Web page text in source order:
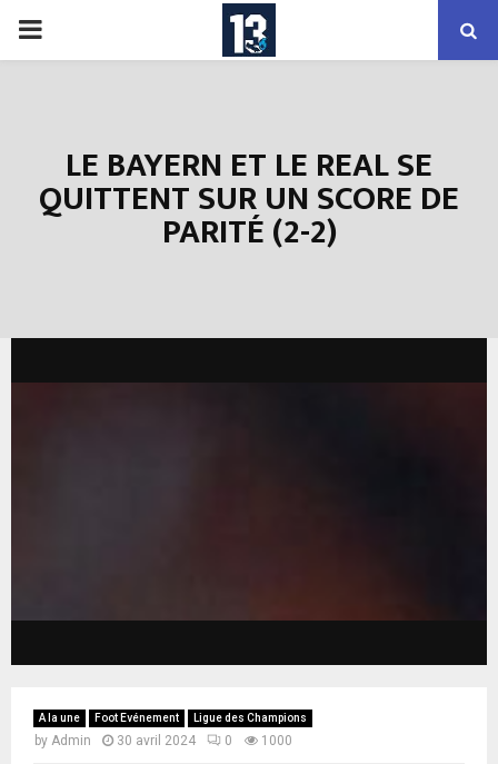
PRIMARY
LE BAYERN ET LE REAL SE
QUITTENT SUR UN SCORE DE
PARITÉ (2-2)
A la une Foot Evénement Ligue des Champions
by Admin 30 avril 2024 0 1000